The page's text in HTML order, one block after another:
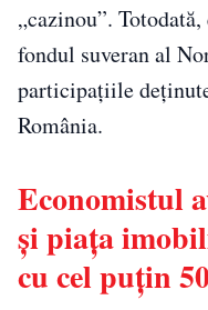
„cazinou”.
fondul suveran al
participațiile
România.
Economistul
și piața
cu cel puțin